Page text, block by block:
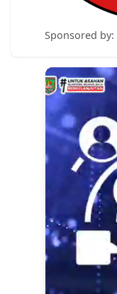
Sponsored by: